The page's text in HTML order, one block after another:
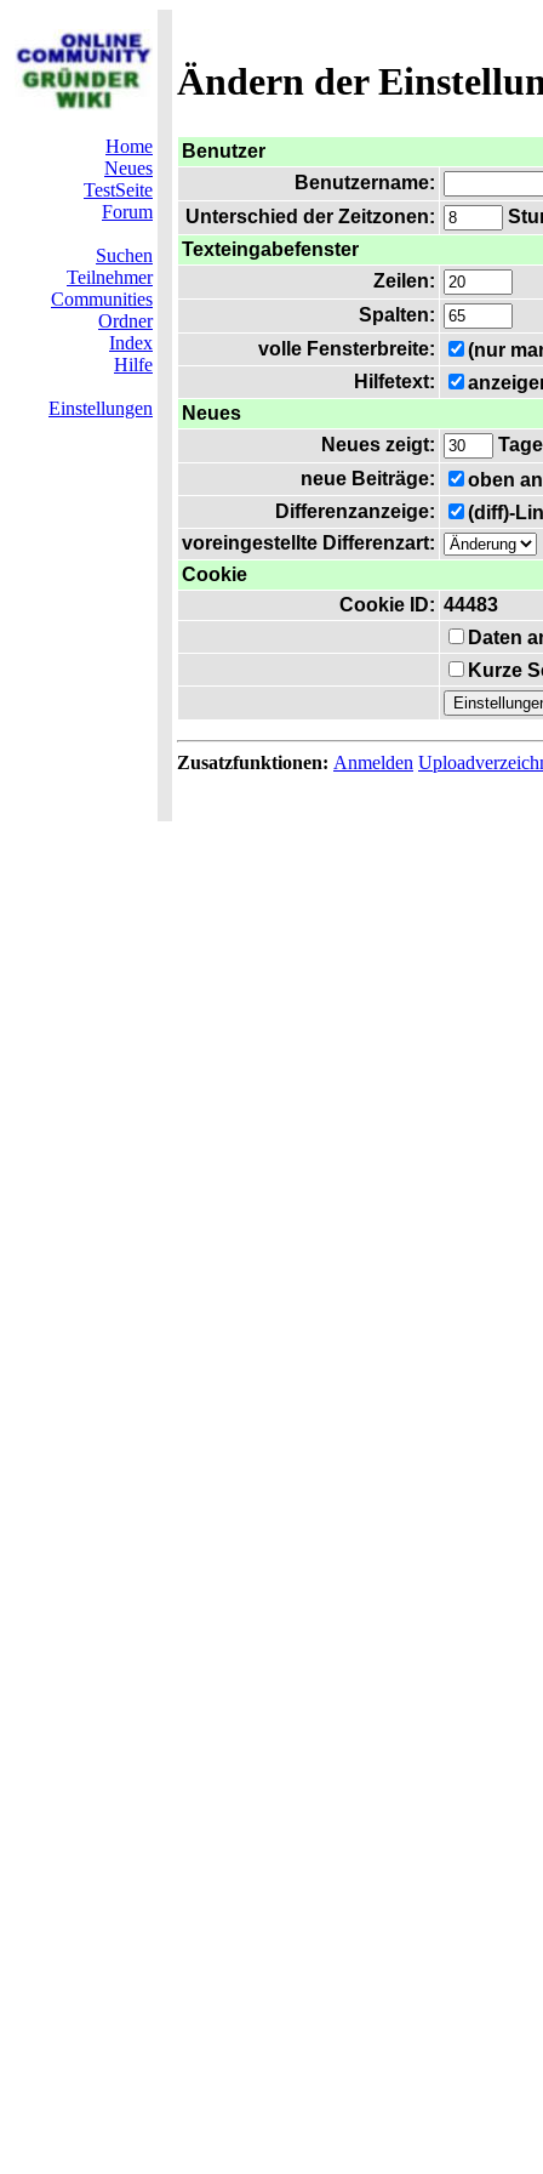
Ändern der
Home
Neues
TestSeite
Forum
Suchen
Teilnehmer
Communities
Ordner
Index
Hilfe
Einstellungen
Benutzer
Benutzername:
Unterschied der Zeitzonen:
Texteingabefenster
Zeilen:
Spalten:
volle Fensterbreite:
(nur
Hilfetext:
Neues
Neues zeigt:
Tage
neue Beiträge:
oben
Differenzanzeige:
(diff)-
voreingestellte Differenzart:
Cookie
Cookie ID: 44483
Daten
Kurze
Zusatzfunktionen: Anmelden